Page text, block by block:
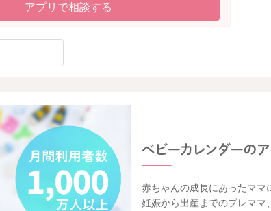
アプリで相談する
赤ちゃんの成長にあったママ
妊娠から出産までのプレママ